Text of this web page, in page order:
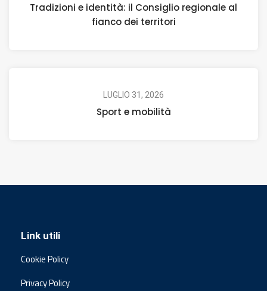
Tradizioni e identità: il Consiglio regionale al
fianco dei territori
LUGLIO 31, 2026
Sport e mobilità
Link utili
Cookie Policy
Privacy Policy